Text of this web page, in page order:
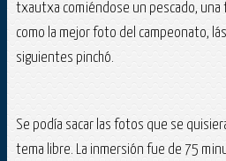
txautxa comiéndose un pescado, una
como la mejor foto del campeonato,
siguientes pinchó.
Se podía sacar las fotos que se
tema libre. La inmersión fue de 75